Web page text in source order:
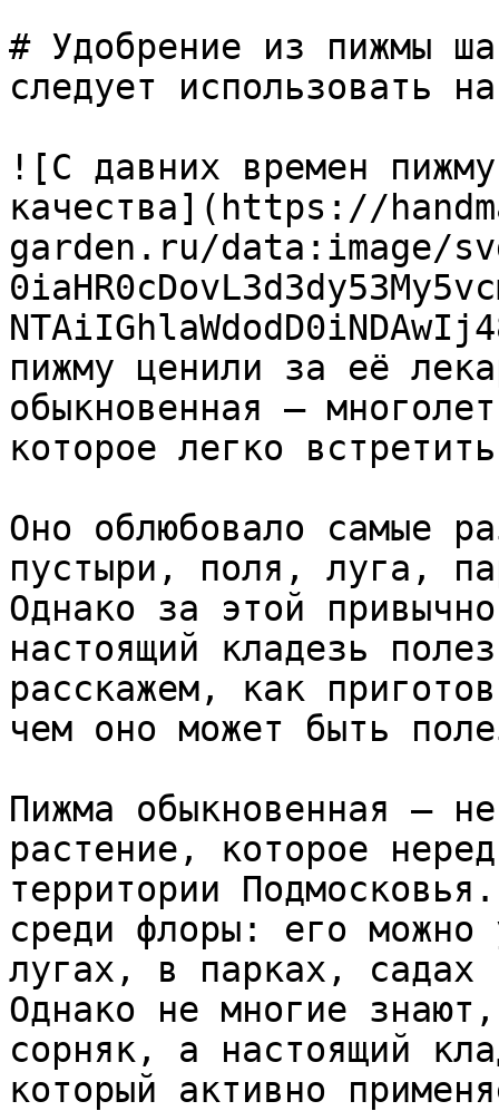
# Удобрение из пижмы
следует использовать
![С давних времен
качества](https://
garden.ru/data:image/
пижму ценили за её
обыкновенная —
которое легко
Оно облюбовало самые
пустыри, поля, луга,
Однако за этой
настоящий кладезь
расскажем, как
чем оно может быть
Пижма обыкновенная —
растение, которое
территории
среди флоры: его
лугах, в парках, садах
Однако не многие
сорняк, а настоящий
который активно